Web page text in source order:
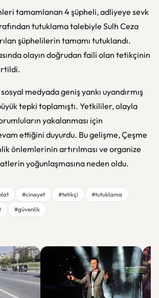
tamamlanan 4 şüpheli, adliyeye sevk
tutuklama talebiyle Sulh Ceza
şüphelilerin tamamı tutuklandı.
olayın doğrudan faili olan tetikçinin
medyada geniş yankı uyandırmış
tepki toplamıştı. Yetkililer, olayla
yakalanması için
ettiğini duyurdu. Bu gelişme, Çeşme
önlemlerinin artırılması ve organize
yoğunlaşmasına neden oldu.
#cinayet #tetikçi
#tutuklama
#güvenlik